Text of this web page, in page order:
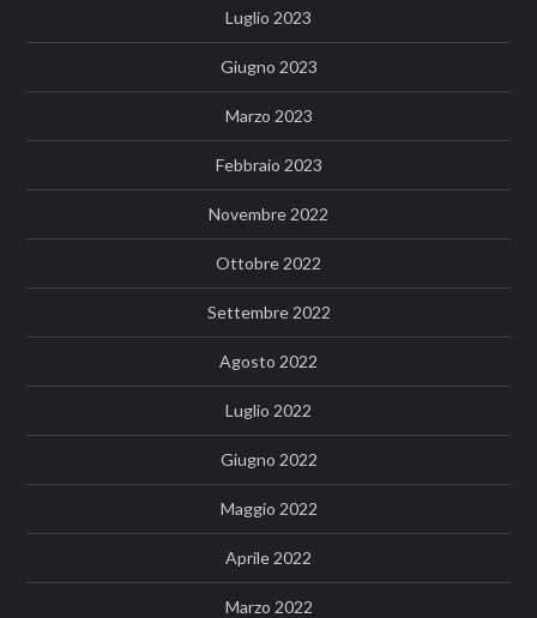
Luglio 2023
Giugno 2023
Marzo 2023
Febbraio 2023
Novembre 2022
Ottobre 2022
Settembre 2022
Agosto 2022
Luglio 2022
Giugno 2022
Maggio 2022
Aprile 2022
Marzo 2022